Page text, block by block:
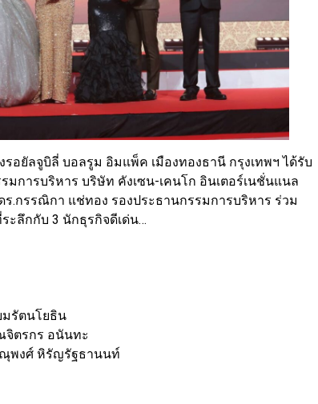
ยัลจูบิลี่ บอลรูม อิมแพ็ค เมืองทองธานี กรุงเทพฯ ได้รับ
การบริหาร บริษัท คังเซน-เคนโก อินเตอร์เนชั่นแนล
.กรรณิกา แช่ทอง รองประธานกรรมการบริหาร ร่วม
ลึกกับ 3 นักธุรกิจดีเด่น…
มรัตนโยธิน
จิตรกร อนันทะ
ณุพงศ์ หิรัญรัฐธานนท์